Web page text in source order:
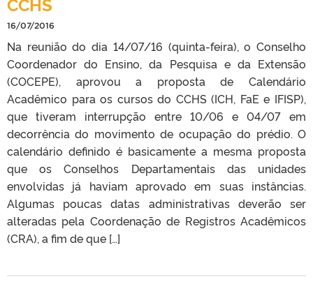
16/07/2016
Na reunião do dia 14/07/16 (quinta-feira), o Conselho
Coordenador do Ensino, da Pesquisa e da Extensão
(COCEPE), aprovou a proposta de Calendário
Acadêmico para os cursos do CCHS (ICH, FaE e IFISP),
que tiveram interrupção entre 10/06 e 04/07 em
decorrência do movimento de ocupação do prédio. O
calendário definido é basicamente a mesma proposta
que os Conselhos Departamentais das unidades
envolvidas já haviam aprovado em suas instâncias.
Algumas poucas datas administrativas deverão ser
alteradas pela Coordenação de Registros Acadêmicos
(CRA), a fim de que […]